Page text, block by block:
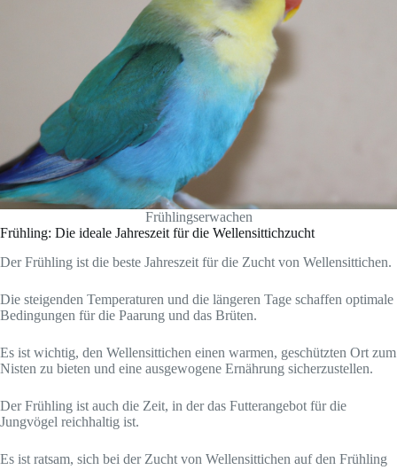
Frühlingserwachen
Frühling: Die ideale Jahreszeit für die Wellensittichzucht
Der Frühling ist die beste Jahreszeit für die Zucht von Wellensittichen.
Die steigenden Temperaturen und die längeren Tage schaffen optimale
Bedingungen für die Paarung und das Brüten.
Es ist wichtig, den Wellensittichen einen warmen, geschützten Ort zum
Nisten zu bieten und eine ausgewogene Ernährung sicherzustellen.
Der Frühling ist auch die Zeit, in der das Futterangebot für die
Jungvögel reichhaltig ist.
Es ist ratsam, sich bei der Zucht von Wellensittichen auf den Frühling